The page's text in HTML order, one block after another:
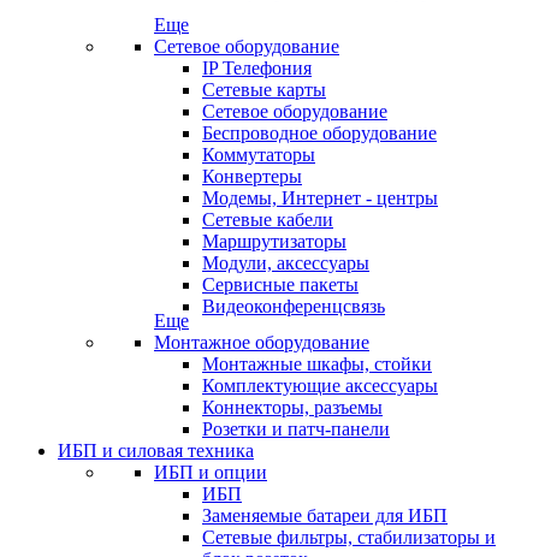
Еще
Сетевое оборудование
IP Телефония
Сетевые карты
Сетевое оборудование
Беспроводное оборудование
Коммутаторы
Конвертеры
Модемы, Интернет - центры
Сетевые кабели
Маршрутизаторы
Модули, аксессуары
Сервисные пакеты
Видеоконференцсвязь
Еще
Монтажное оборудование
Монтажные шкафы, стойки
Комплектующие аксессуары
Коннекторы, разъемы
Розетки и патч-панели
ИБП и силовая техника
ИБП и опции
ИБП
Заменяемые батареи для ИБП
Сетевые фильтры, стабилизаторы и